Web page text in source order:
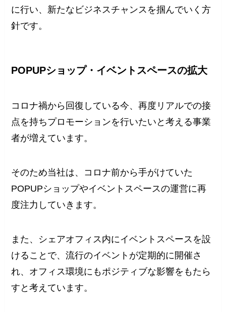
に行い、新たなビジネスチャンスを掴んでいく方
針です。
POPUPショップ・イベントスペースの拡大
コロナ禍から回復している今、再度リアルでの接
点を持ちプロモーションを行いたいと考える事業
者が増えています。
そのため当社は、コロナ前から手がけていた
POPUPショップやイベントスペースの運営に再
度注力していきます。
また、シェアオフィス内にイベントスペースを設
けることで、流行のイベントが定期的に開催さ
れ、オフィス環境にもポジティブな影響をもたら
すと考えています。